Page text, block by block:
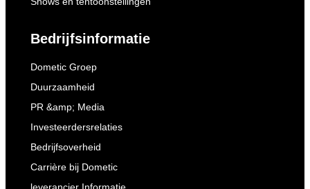
Bedrijfsinformatie
Dometic Groep
Duurzaamheid
PR &amp; Media
Investeerdersrelaties
Bedrijfsoverheid
Carrière bij Dometic